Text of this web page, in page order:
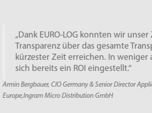
„Durch die
App haben wir die
deutlich vereinfacht und
Thomas Kraft, Leiter Logistik,